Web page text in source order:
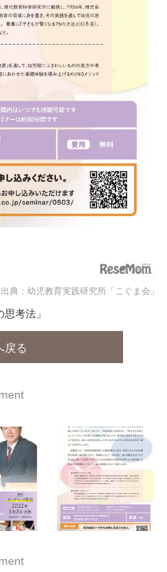
典：幼児教育実践研究所「こぐま会」
考法」
戻る